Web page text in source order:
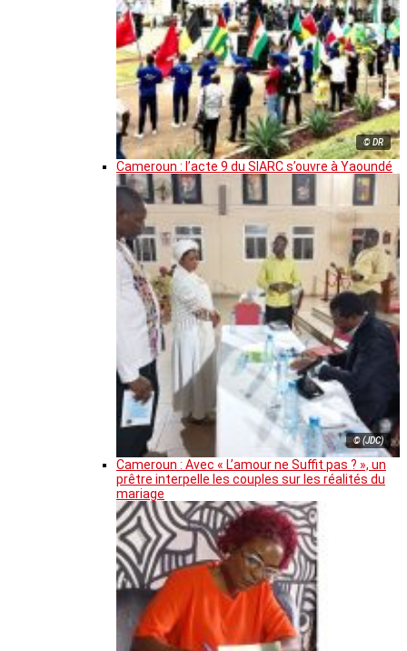
© DR
Cameroun : l’acte 9 du SIARC s’ouvre à Yaoundé
© (JDC)
Cameroun : Avec « L’amour ne Suffit pas ? », un
prêtre interpelle les couples sur les réalités du
mariage